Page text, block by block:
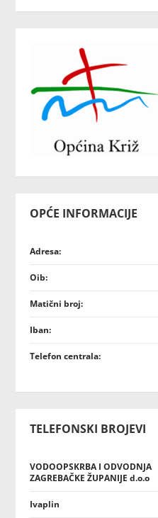
OPĆE INFORMACIJE
Adresa:
Oib:
Matični broj:
Iban:
Telefon centrala:
TELEFONSKI BROJEVI
VODOOPSKRBA I ODVODNJA
ZAGREBAČKE ŽUPANIJE d.o.o
Ivaplin